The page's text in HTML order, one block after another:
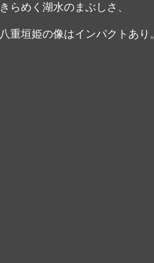
きらめく湖水のまぶしさ、
八重垣姫の像はインパクトあり。